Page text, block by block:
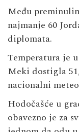
Među
najmanje 60
diplomata.
Temperatura je
Meki dostigla
nacionalni
Hodočašće u
obavezno je za